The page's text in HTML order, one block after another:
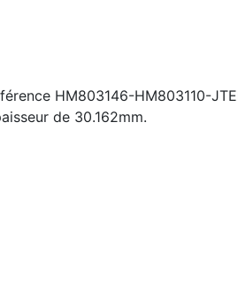
HM803146-HM803110-
de 30.162mm.